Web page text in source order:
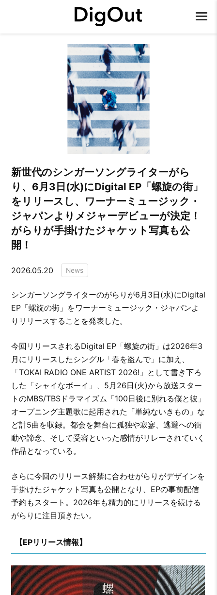
新世代のシンガーソングライターがら
り、6月3日(水)にDigital EP「螺旋の街」
をリリースし、ワーナーミュージック・
ジャパンよりメジャーデビューが決定！
がらりが手掛けたジャケット写真も公
開！
2026.05.20 News
シンガーソングライターのがらりが6月3日(水)にDigital
EP「螺旋の街」をワーナーミュージック・ジャパンよ
りリリースすることを発表した。
今回リリースされるDigital EP「螺旋の街」は2026年3
月にリリースしたシングル「春を盗んで」に加え、
「TOKAI RADIO ONE ARTIST 2026!」として書き下ろ
した「シャイなボーイ」、5月26日(火)から放送スター
トのMBS/TBSドラマイズム「100日後に別れる僕と彼」
オープニング主題歌に起用された「単純ないきもの」な
ど計5曲を収録。都会を舞台に孤独や寂寥、逃避への衝
動や諦念、そして受容といった感情がリレーされていく
作品となっている。
さらに今回のリリース解禁に合わせがらりがデザインを
手掛けたジャケット写真も公開となり、EPの事前配信
予約もスタート。2026年も精力的にリリースを続ける
がらりに注目頂きたい。
【EPリリース情報】